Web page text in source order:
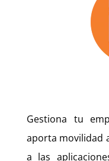
Gestiona tu
aporta movilidad
a las